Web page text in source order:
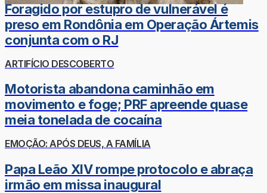
Foragido por estupro de vulnerável é
preso em Rondônia em Operação Ártemis
conjunta com o RJ
ARTIFÍCIO DESCOBERTO
Motorista abandona caminhão em
movimento e foge; PRF apreende quase
meia tonelada de cocaína
EMOÇÃO: APÓS DEUS, A FAMÍLIA
Papa Leão XIV rompe protocolo e abraça
irmão em missa inaugural